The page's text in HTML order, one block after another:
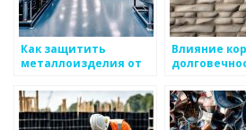
Как защитить
металлоизделия от
Влияние